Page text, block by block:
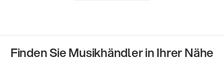
Finden Sie Musikhändler in Ihrer Nähe